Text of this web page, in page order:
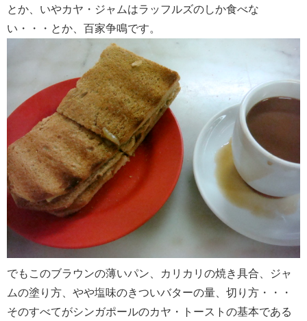
とか、いやカヤ・ジャムはラッフルズのしか食べな
い・・・とか、百家争鳴です。
でもこのブラウンの薄いパン、カリカリの焼き具合、ジャ
ムの塗り方、やや塩味のきついバターの量、切り方・・・
そのすべてがシンガポールのカヤ・トーストの基本である